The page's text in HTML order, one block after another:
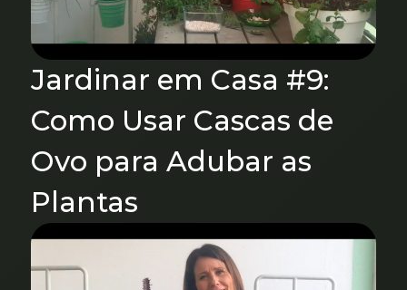
Jardinar em Casa #9:
Como Usar Cascas de
Ovo para Adubar as
Plantas